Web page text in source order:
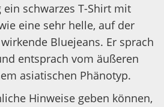
schwarzes T-Shirt mit
eine sehr helle, auf der
Bluejeans. Er sprach
entsprach vom äußeren
asiatischen Phänotyp.
Hinweise geben können,